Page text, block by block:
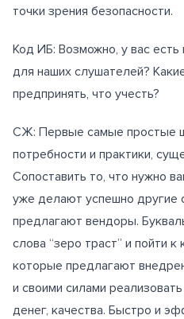
точки зрения безопасности.
Код ИБ: Возможно, у вас
для наших слушателей?
предпринять, что учесть?
СЖ: Первые самые простые
потребности и практики,
Сопоставить то, что нужно
уже делают успешно другие
предлагают вендоры.
слова “зеро траст” и пойти
которые предлагают
и своими силами
денег, качества. Быстро и